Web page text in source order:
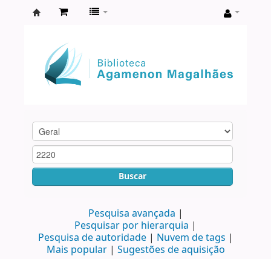
Agamenon
Magalhães
Buscar
Pesquisa avançada
Pesquisar por hierarquia
Pesquisa de autoridade
Nuvem de tags
Mais popular
Sugestões de aquisição